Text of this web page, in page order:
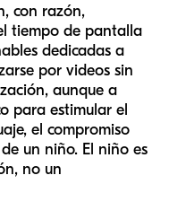
con razón,
tiempo de pantalla
dedicadas a
por videos sin
aunque a
para estimular el
el compromiso
un niño. El niño es
no un